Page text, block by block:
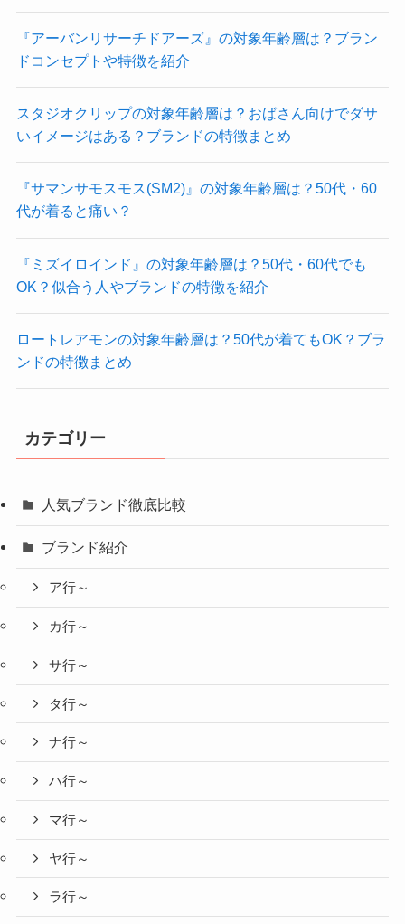
『アーバンリサーチドアーズ』の対象年齢層は？ブラン
ドコンセプトや特徴を紹介
スタジオクリップの対象年齢層は？おばさん向けでダサ
いイメージはある？ブランドの特徴まとめ
『サマンサモスモス(SM2)』の対象年齢層は？50代・60
代が着ると痛い？
『ミズイロインド』の対象年齢層は？50代・60代でも
OK？似合う人やブランドの特徴を紹介
ロートレアモンの対象年齢層は？50代が着てもOK？ブラ
ンドの特徴まとめ
カテゴリー
人気ブランド徹底比較
ブランド紹介
ア行～
カ行～
サ行～
タ行～
ナ行～
ハ行～
マ行～
ヤ行～
ラ行～